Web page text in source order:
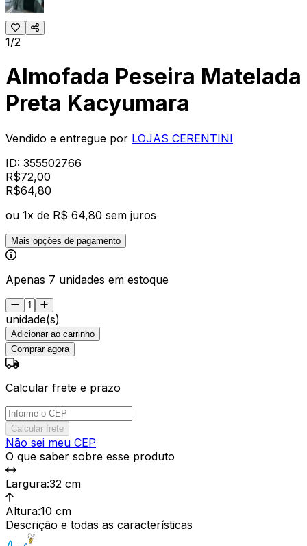
1/2
Almofada Peseira Matelada
Preta Kacyumara
Vendido e entregue por LOJAS CERENTINI
ID: 355502766
R$72,00
R$64,80
ou 1x de R$ 64,80 sem juros
Mais opções de pagamento
Apenas 7 unidades em estoque
unidade(s)
Adicionar ao carrinho
Comprar agora
Calcular frete e prazo
Calcular frete
Não sei meu CEP
O que saber sobre esse produto
Largura:32 cm
Altura:10 cm
Descrição e todas as características